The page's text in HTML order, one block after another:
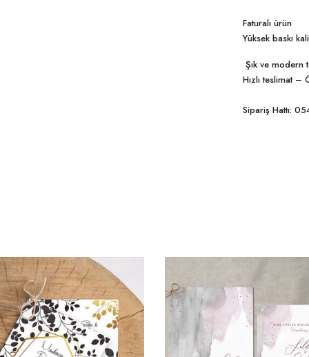
Faturalı ürün
Yüksek baskı
Şık ve modern
Hızlı teslimat –
Sipariş Hattı: